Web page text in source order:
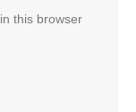
this browser